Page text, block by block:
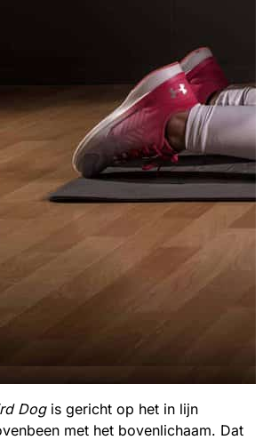
Dogis gericht op het in lijn
met het bovenlichaam. Dat